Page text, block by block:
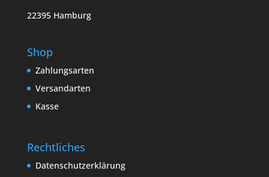
22395 Hamburg
Shop
Zahlungsarten
Versandarten
Kasse
Rechtliches
Datenschutzerklärung